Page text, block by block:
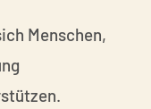
Menschen,